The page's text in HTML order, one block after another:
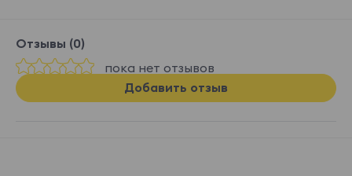
Отзывы (0)
пока нет отзывов
Добавить отзыв